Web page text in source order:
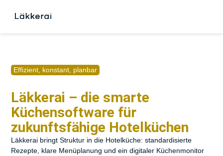
Effizient, konstant, planbar
Läkkerai – die smarte
Küchensoftware für
zukunftsfähige Hotelküchen
Läkkerai bringt Struktur in die Hotelküche: standardisierte
Rezepte, klare Menüplanung und ein digitaler Küchenmonitor